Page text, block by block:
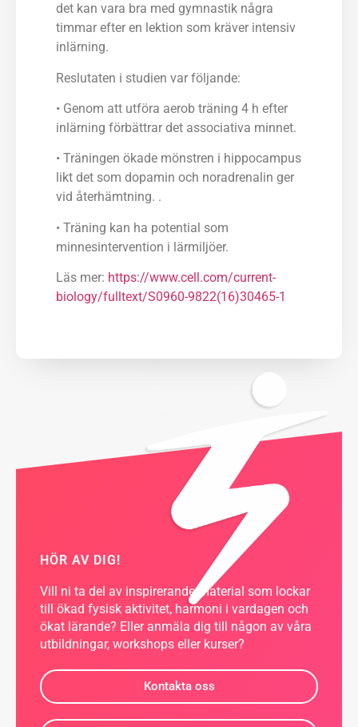
det kan vara bra med gymnastik några
timmar efter en lektion som kräver intensiv
inlärning.
Reslutaten i studien var följande:
• Genom att utföra aerob träning 4 h efter
inlärning förbättrar det associativa minnet.
• Träningen ökade mönstren i hippocampus
likt det som dopamin och noradrenalin ger
vid återhämtning. .
• Träning kan ha potential som
minnesintervention i lärmiljöer.
Läs mer: https://www.cell.com/current-
biology/fulltext/S0960-9822(16)30465-1
HÖR AV DIG!
Vill ni ta del av inspirerande material som lockar
till ökad fysisk aktivitet, harmoni i vardagen och
ökat lärande? Eller anmäla dig till någon av våra
utbildningar, workshops eller kurser?
Kontakta oss